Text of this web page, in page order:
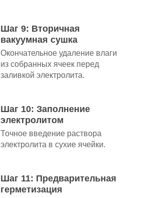
Шаг 9: Вторичная
вакуумная сушка
Окончательное удаление влаги
из собранных ячеек перед
заливкой электролита.
Шаг 10: Заполнение
электролитом
Точное введение раствора
электролита в сухие ячейки.
Шаг 11: Предварительная
герметизация